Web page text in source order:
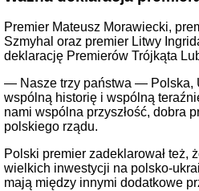
Premier Mateusz Morawiecki,
Szmyhal oraz premier Litwy
deklarację Premierów Trójkąta
— Nasze trzy państwa — Polska,
wspólną historię i wspólną
nami wspólna przyszłość, dobra
polskiego rządu.
Polski premier zadeklarował też,
wielkich inwestycji na polsko-
mają między innymi dodatkowe